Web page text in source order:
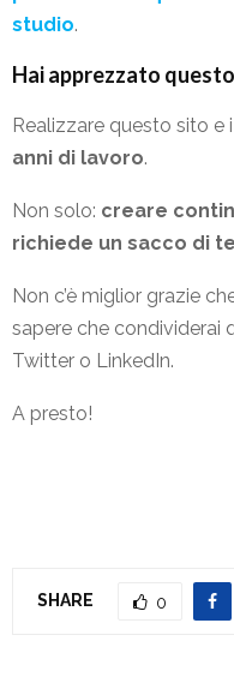
studio.
Hai apprezzato
Realizzare questo sito e
anni di lavoro.
Non solo: creare
richiede un sacco di
Non c’è miglior grazie
sapere che condividerai
Twitter o LinkedIn.
A presto!
SHARE 0